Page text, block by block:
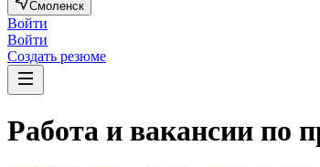
Смоленск
Войти
Войти
Создать резюме
Работа и вакансии по